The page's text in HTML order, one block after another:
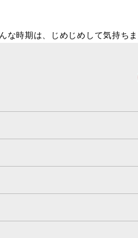
時期は、じめじめして気持ちま